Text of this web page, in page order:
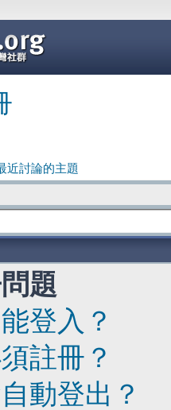
近討論的主題
題
登入？
註冊？
動登出？